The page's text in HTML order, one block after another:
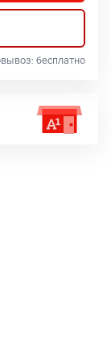
бесплатно